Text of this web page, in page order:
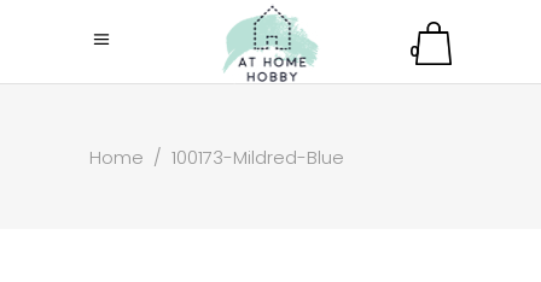
0
Home / 100173-Mildred-Blue